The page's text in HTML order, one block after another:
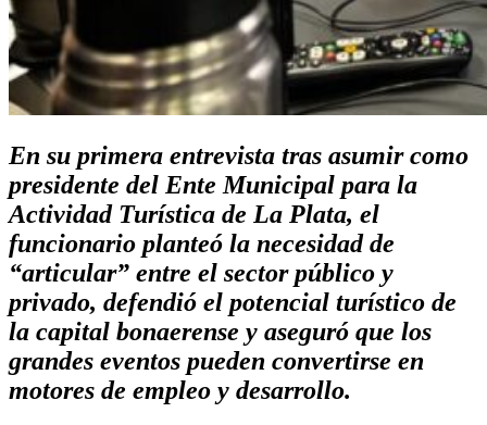
En su primera entrevista tras asumir como
presidente del Ente Municipal para la
Actividad Turística de La Plata, el
funcionario planteó la necesidad de
“articular” entre el sector público y
privado, defendió el potencial turístico de
la capital bonaerense y aseguró que los
grandes eventos pueden convertirse en
motores de empleo y desarrollo.